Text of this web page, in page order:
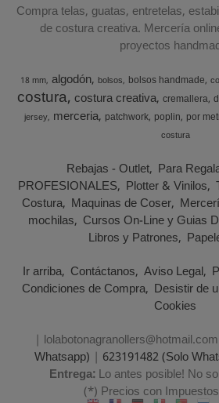
Compra telas, guatas, entretelas,
de costura creativa. Mercería
proyectos
18 mm algodón bolsos bolsos handmade
costura costura creativa cremallera
jersey merceria patchwork poplin por
costura
Rebajas - Outlet Para
PROFESIONALES Plotter & Vinilos
Costura Maquinas de Coser
mochilas Cursos On-Line y Guias
Libros y Patrones
Ir arriba Contáctanos Aviso Legal
Condiciones de Compra Desistir de
Cookies
|
Whatsapp) | 623191482 (Solo
Entrega:Lo antes posible! No
(*) Precios con